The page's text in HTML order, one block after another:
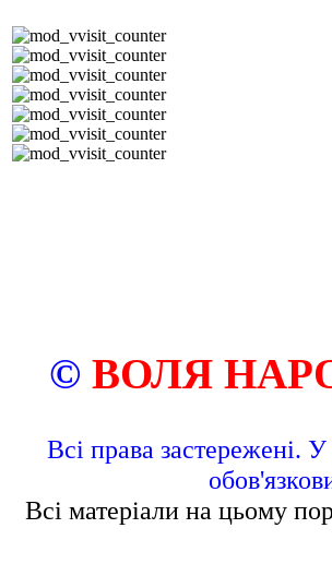
© ВОЛЯ
Всі права застережені.
Всі матеріали на цьому